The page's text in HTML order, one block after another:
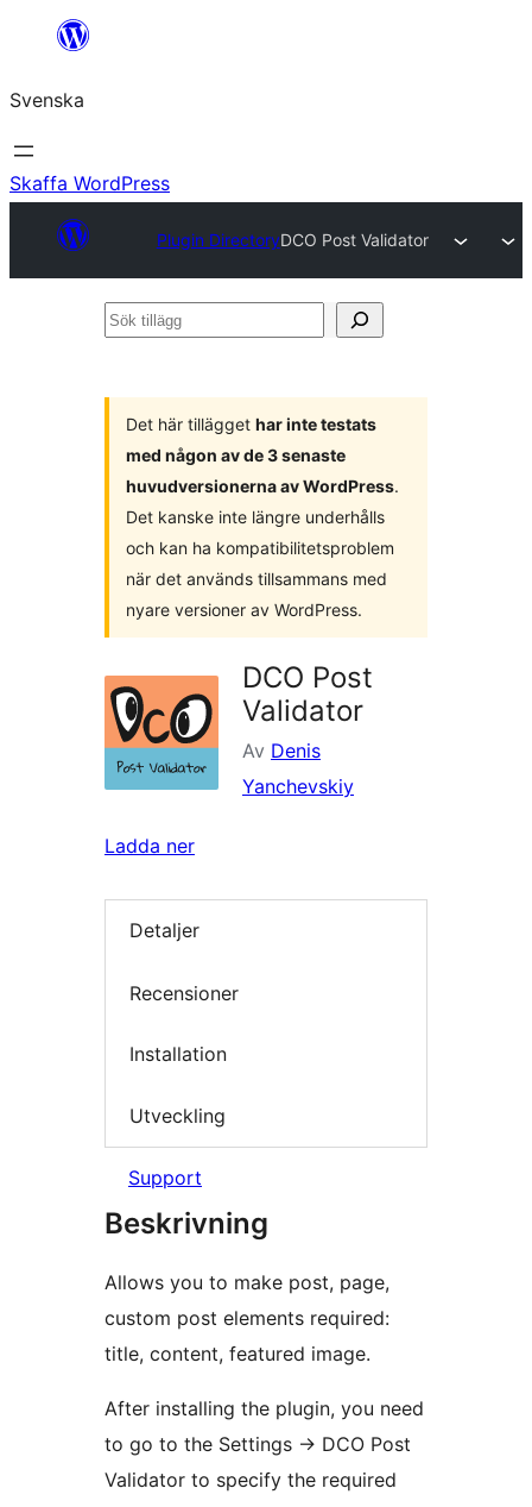
Hoppa
innehåll
Svenska
Skaffa WordPress
Plugin DirectoryDCO Post Validator
Sök
Det här tillägget har inte testats
med någon av de 3 senaste
huvudversionerna av WordPress.
Det kanske inte längre underhålls
och kan ha kompatibilitetsproblem
när det används tillsammans med
nyare versioner av WordPress.
DCO Post
Validator
Av Denis
Yanchevskiy
Ladda ner
Detaljer
Recensioner
Installation
Utveckling
Support
Beskrivning
Allows you to make post, page,
custom post elements required:
title, content, featured image.
After installing the plugin, you need
to go to the Settings -> DCO Post
Validator to specify the required